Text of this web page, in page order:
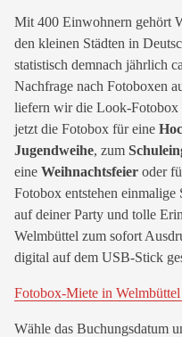
Mit 400 Einwohnern gehört
den kleinen Städten in
statistisch demnach jährlich
Nachfrage nach Fotoboxen
liefern wir die Look-Fotobox
jetzt die Fotobox für eine
Jugendweihe, zum
eine Weihnachtsfeier oder
Fotobox entstehen einmalige
auf deiner Party und tolle
Welmbüttel zum sofort
digital auf dem USB-Stick
Fotobox-Miete in
Wähle das Buchungsdatum